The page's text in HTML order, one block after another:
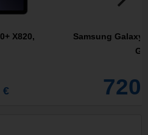
X820,
€
Samsung Galaxy